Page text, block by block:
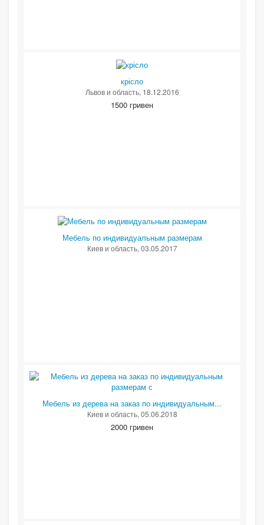
крісло
Львов и область, 18.12.2016
1500 гривен
Мебель по индивидуальным размерам
Киев и область, 03.05.2017
Мебель из дерева на заказ по индивидуальным...
Киев и область, 05.06.2018
2000 гривен